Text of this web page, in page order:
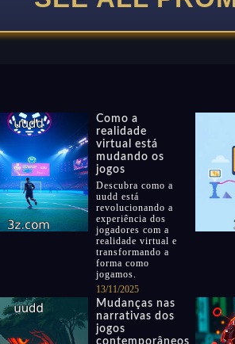
Como a
realidade
virtual está
mudando os
jogos
Descubra como a
uudd está
revolucionando a
experiência dos
jogadores com a
realidade virtual e
transformando a
forma como
jogamos.
13/11/2025
Mudanças nas
narrativas dos
jogos
contemporâneos